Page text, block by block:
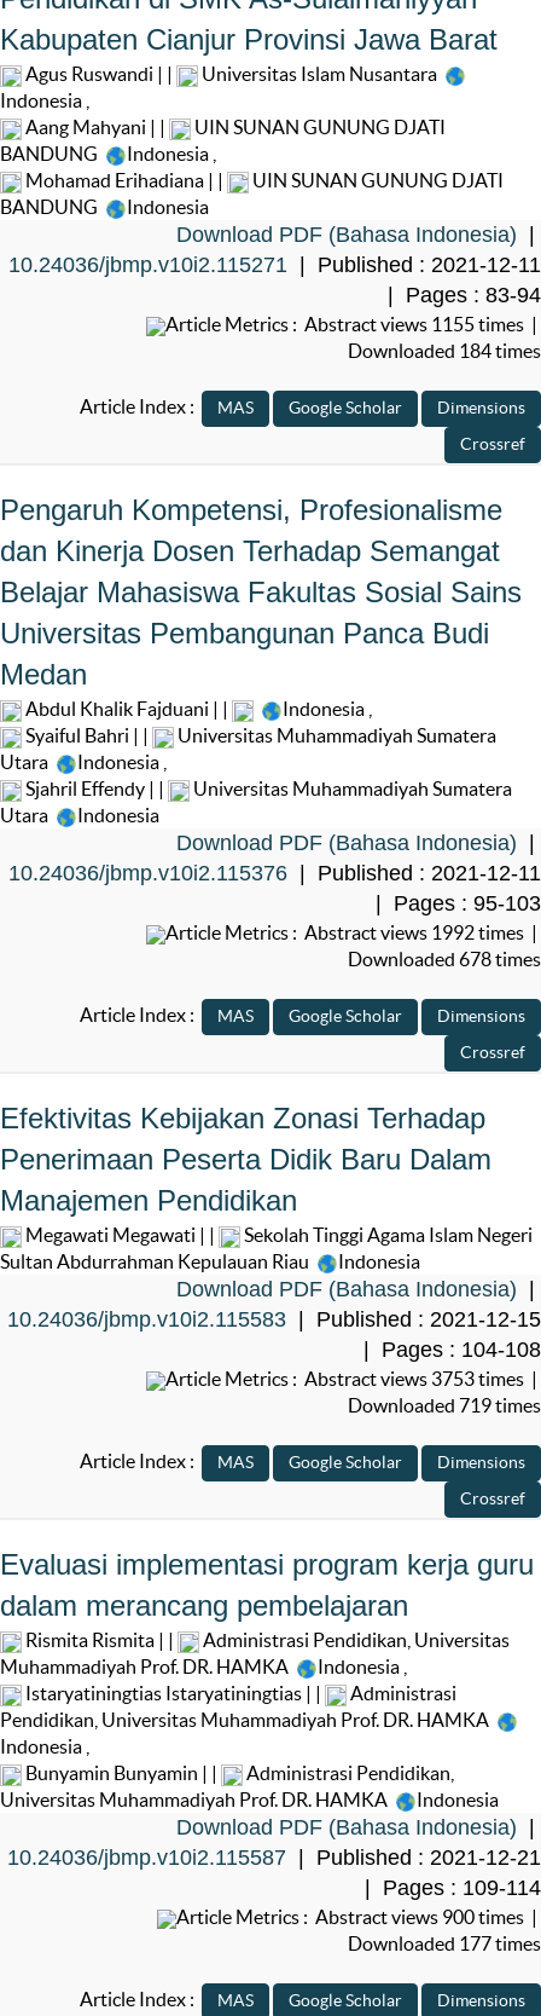
Kabupaten Cianjur Provinsi Jawa Barat
Agus Ruswandi | |
Universitas Islam Nusantara
Indonesia
Aang Mahyani | |
UIN SUNAN GUNUNG DJATI
BANDUNG
Indonesia
Mohamad Erihadiana | |
UIN SUNAN GUNUNG DJATI
BANDUNG
Indonesia
Download PDF (Bahasa Indonesia) |
10.24036/jbmp.v10i2.115271 | Published : 2021-12-11
| Pages : 83-94
Article Metrics : Abstract views 1155 times |
Downloaded 184 times
Article Index :
Pengaruh Kompetensi, Profesionalisme
dan Kinerja Dosen Terhadap Semangat
Belajar Mahasiswa Fakultas Sosial Sains
Universitas Pembangunan Panca Budi
Medan
Abdul Khalik Fajduani | | Indonesia
Syaiful Bahri | |
Universitas Muhammadiyah Sumatera
Utara
Indonesia
Sjahril Effendy | |
Universitas Muhammadiyah Sumatera
Utara
Indonesia
Download PDF (Bahasa Indonesia) |
10.24036/jbmp.v10i2.115376 | Published : 2021-12-11
| Pages : 95-103
Article Metrics : Abstract views 1992 times |
Downloaded 678 times
Article Index :
Efektivitas Kebijakan Zonasi Terhadap
Penerimaan Peserta Didik Baru Dalam
Manajemen Pendidikan
Megawati Megawati | |
Sekolah Tinggi Agama Islam Negeri
Sultan Abdurrahman Kepulauan Riau
Indonesia
Download PDF (Bahasa Indonesia) |
10.24036/jbmp.v10i2.115583 | Published : 2021-12-15
| Pages : 104-108
Article Metrics : Abstract views 3753 times |
Downloaded 719 times
Article Index :
Evaluasi implementasi program kerja guru
dalam merancang pembelajaran
Rismita Rismita | |
Administrasi Pendidikan, Universitas
Muhammadiyah Prof. DR. HAMKA
Indonesia
Istaryatiningtias Istaryatiningtias | |
Administrasi
Pendidikan, Universitas Muhammadiyah Prof. DR. HAMKA
Indonesia
Bunyamin Bunyamin | |
Administrasi Pendidikan,
Universitas Muhammadiyah Prof. DR. HAMKA
Indonesia
Download PDF (Bahasa Indonesia) |
10.24036/jbmp.v10i2.115587 | Published : 2021-12-21
| Pages : 109-114
Article Metrics : Abstract views 900 times |
Downloaded 177 times
Article Index :